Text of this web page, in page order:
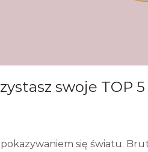
swoje TOP
się światu.